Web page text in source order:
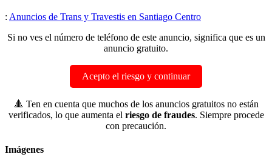
: Anuncios de Trans y Travestis en Santiago Centro
Si no ves el número de teléfono de este anuncio, significa que es un
anuncio gratuito.
Acepto el riesgo y continuar
🔺 Ten en cuenta que muchos de los anuncios gratuitos no están
verificados, lo que aumenta el riesgo de fraudes. Siempre procede
con precaución.
Imágenes